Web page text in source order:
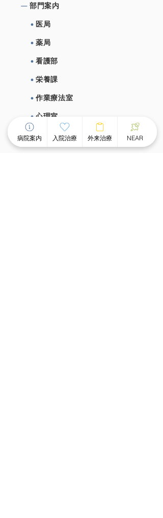
部⾨案内
医局
薬局
看護部
栄養課
作業療法室
心理室
施設概要、施設基準
病院案内 入院治療 外来治療 NEAR